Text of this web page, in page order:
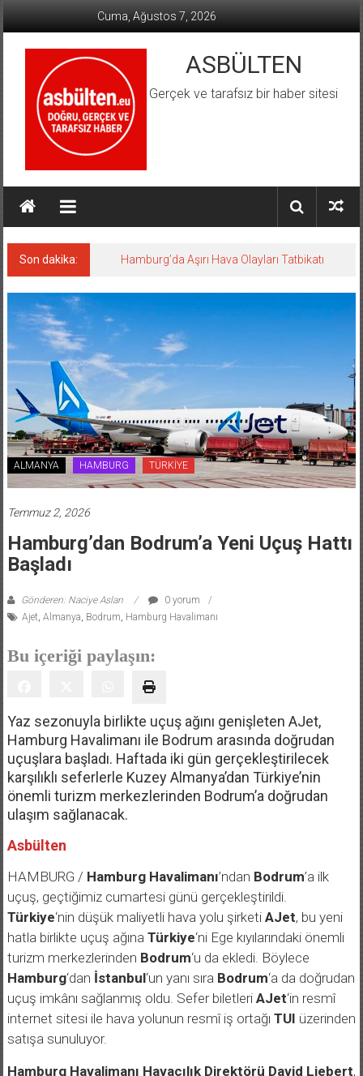
Cuma, Ağustos 7, 2026
ASBÜLTEN
Gerçek ve tarafsız bir haber sitesi
Son dakika: Hamburg’da Aşırı Hava Olayları Tatbikatı
ALMANYA HAMBURG TÜRKİYE
Temmuz 2, 2026
Hamburg’dan Bodrum’a Yeni Uçuş Hattı
Başladı
Gönderen: Naciye Aslan
0 yorum
Ajet Almanya Bodrum Hamburg Havalimanı
Bu içeriği paylaşın:
Yaz sezonuyla birlikte uçuş ağını genişleten AJet,
Hamburg Havalimanı ile Bodrum arasında doğrudan
uçuşlara başladı. Haftada iki gün gerçekleştirilecek
karşılıklı seferlerle Kuzey Almanya’dan Türkiye’nin
önemli turizm merkezlerinden Bodrum’a doğrudan
ulaşım sağlanacak.
Asbülten
HAMBURG / Hamburg Havalimanı’ndan Bodrum’a ilk
uçuş, geçtiğimiz cumartesi günü gerçekleştirildi.
Türkiye‘nin düşük maliyetli hava yolu şirketi AJet, bu yeni
hatla birlikte uçuş ağına Türkiye‘ni Ege kıyılarındaki önemli
turizm merkezlerinden Bodrum‘u da ekledi. Böylece
Hamburg‘dan İstanbul‘un yanı sıra Bodrum‘a da doğrudan
uçuş imkânı sağlanmış oldu. Sefer biletleri AJet‘in resmî
internet sitesi ile hava yolunun resmî iş ortağı TUI üzerinden
satışa sunuluyor.
Hamburg Havalimanı Havacılık Direktörü David Liebert,